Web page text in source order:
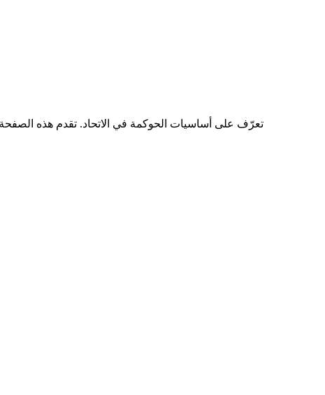
تعرّف على أساسيات الحوكمة في الاتحاد. تقدم هذه الصفحة